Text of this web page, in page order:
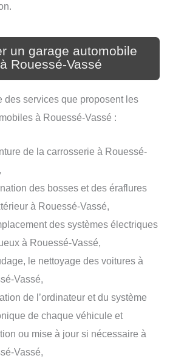
un garage automobile
à Rouessé-Vassé
des services que proposent les
à Rouessé-Vassé :
de la carrosserie à Rouessé-
des bosses et des éraflures
à Rouessé-Vassé,
des systèmes électriques
à Rouessé-Vassé,
le nettoyage des voitures à
Vassé,
de l’ordinateur et du système
de chaque véhicule et
ou mise à jour si nécessaire à
Vassé,